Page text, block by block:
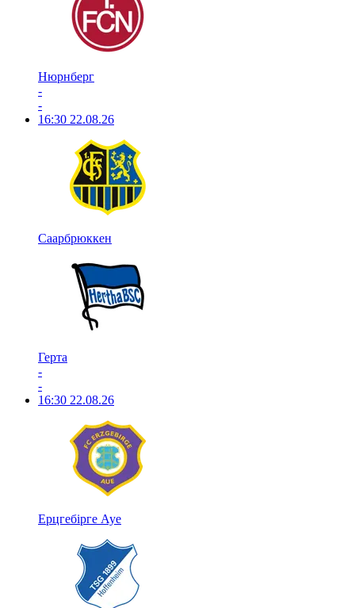
Нюрнберг
-
-
16:30 22.08.26
Саарбрюккен
Герта
-
-
16:30 22.08.26
Ерцгебірге Ауе